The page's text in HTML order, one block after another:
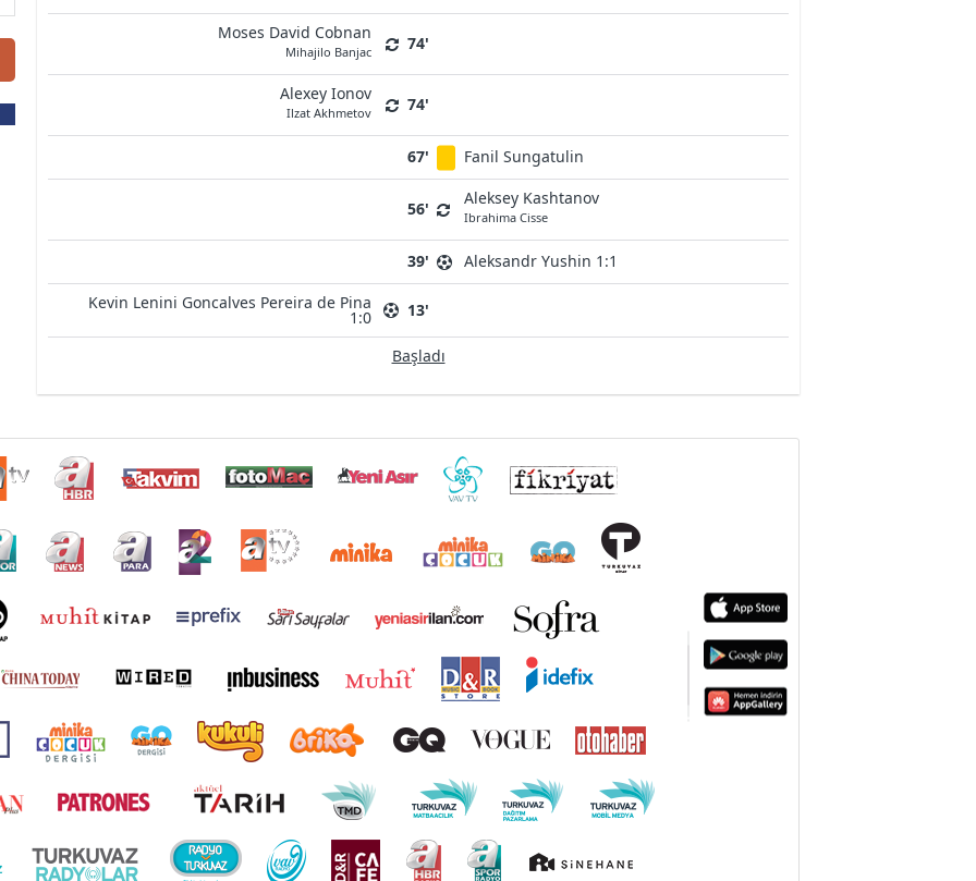
Moses David Cobnan
Mihajilo Banjac 74'
Alexey Ionov
Ilzat Akhmetov 74'
67' Fanil Sungatulin
56'
Aleksey Kashtanov
Ibrahima Cisse
39'
Aleksandr Yushin 1:1
Kevin Lenini Goncalves Pereira de Pina
1:0 13'
Başladı